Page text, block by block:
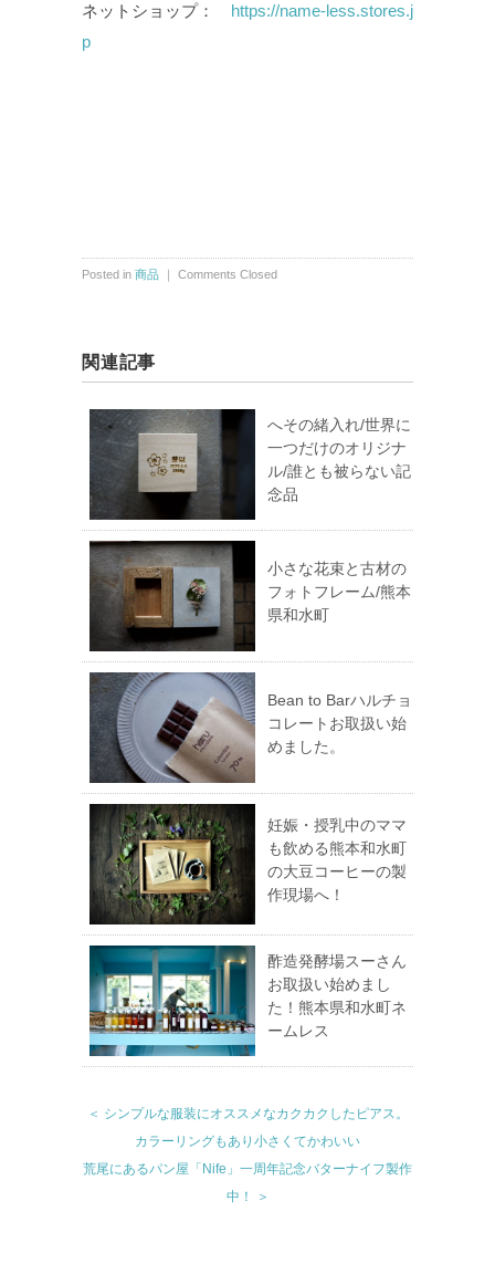
ネットショップ： https://name-less.stores.j
p
Posted in 商品 ｜ Comments Closed
関連記事
へその緒入れ/世界に
一つだけのオリジナ
ル/誰とも被らない記
念品
小さな花束と古材の
フォトフレーム/熊本
県和水町
Bean to Barハルチョ
コレートお取扱い始
めました。
妊娠・授乳中のママ
も飲める熊本和水町
の大豆コーヒーの製
作現場へ！
酢造発酵場スーさん
お取扱い始めまし
た！熊本県和水町ネ
ームレス
＜ シンプルな服装にオススメなカクカクしたピアス。
カラーリングもあり小さくてかわいい
荒尾にあるパン屋「Nife」一周年記念バターナイフ製作
中！ ＞